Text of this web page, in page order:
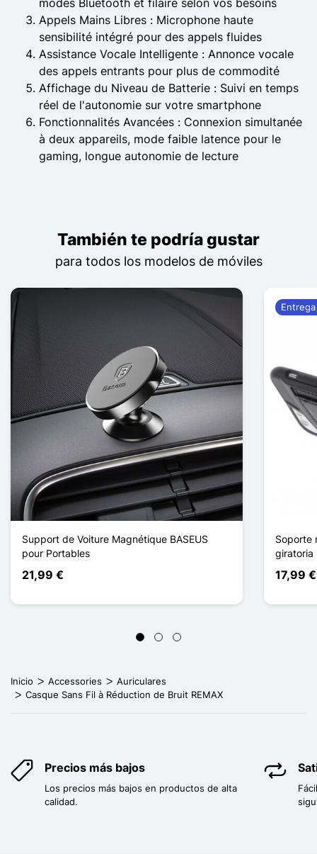
modes Bluetooth et filaire selon vos besoins
Appels Mains Libres : Microphone haute
sensibilité intégré pour des appels fluides
Assistance Vocale Intelligente : Annonce vocale
des appels entrants pour plus de commodité
Affichage du Niveau de Batterie : Suivi en temps
réel de l'autonomie sur votre smartphone
Fonctionnalités Avancées : Connexion simultanée
à deux appareils, mode faible latence pour le
gaming, longue autonomie de lecture
También te podría gustar
para todos los modelos de móviles
Support de Voiture Magnétique BASEUS
pour Portables
21,99 €
Soporte
giratoria
17,99 €
Inicio Accessories
Auriculares
Casque Sans Fil à Réduction de Bruit REMAX
Precios más bajos
Los precios más bajos en productos de alta
calidad.